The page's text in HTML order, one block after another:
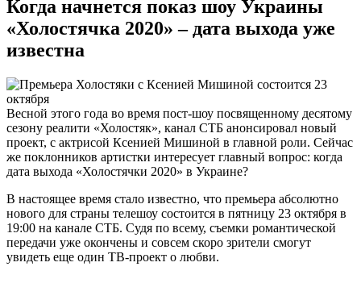
Когда начнется показ шоу Украины
«Холостячка 2020» – дата выхода уже
известна
Весной этого года во время пост-шоу посвященному десятому
сезону реалити «Холостяк», канал СТБ анонсировал новый
проект, с актрисой Ксенией Мишиной в главной роли. Сейчас
же поклонников артистки интересует главный вопрос: когда
дата выхода «Холостячки 2020» в Украине?
В настоящее время стало известно, что премьера абсолютно
нового для страны телешоу состоится в пятницу 23 октября в
19:00 на канале СТБ. Судя по всему, съемки романтической
передачи уже окончены и совсем скоро зрители смогут
увидеть еще один ТВ-проект о любви.